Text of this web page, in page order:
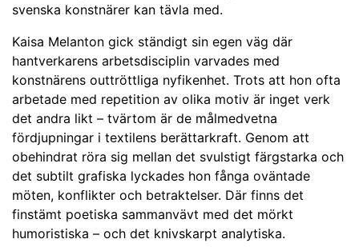
svenska konstnärer kan tävla med.
Kaisa Melanton gick ständigt sin egen väg där
hantverkarens arbetsdisciplin varvades med
konstnärens outtröttliga nyfikenhet. Trots att hon ofta
arbetade med repetition av olika motiv är inget verk
det andra likt – tvärtom är de målmedvetna
fördjupningar i textilens berättarkraft. Genom att
obehindrat röra sig mellan det svulstigt färgstarka och
det subtilt grafiska lyckades hon fånga oväntade
möten, konflikter och betraktelser. Där finns det
finstämt poetiska sammanvävt med det mörkt
humoristiska – och det knivskarpt analytiska.